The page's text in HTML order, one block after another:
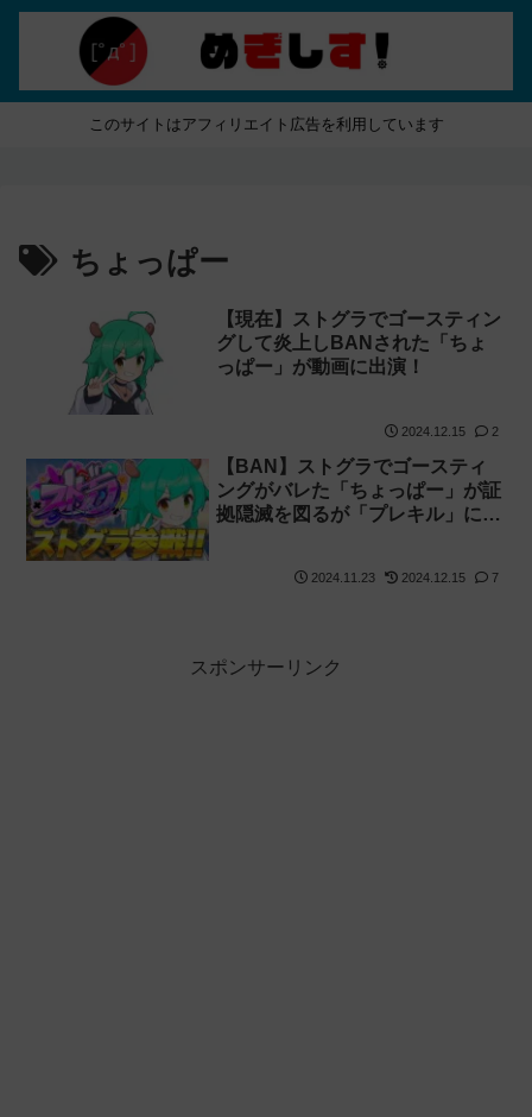
このサイトはアフィリエイト広告を利用しています
ちょっぱー
【現在】ストグラでゴースティン
グして炎上しBANされた「ちょ
っぱー」が動画に出演！
2024.12.15 2
【BAN】ストグラでゴースティ
ングがバレた「ちょっぱー」が証
拠隠滅を図るが「プレキル」に動
2024.11.23 2024.12.15 7
スポンサーリンク